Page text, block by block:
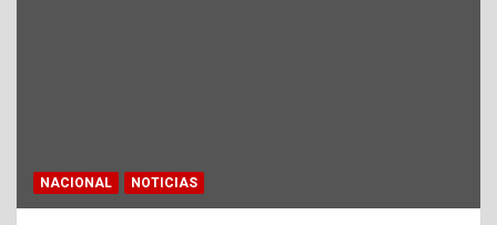
NACIONAL NOTICIAS